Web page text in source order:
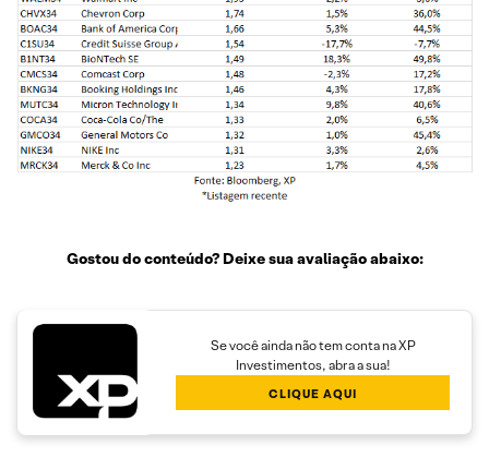
Gostou do conteúdo? Deixe sua avaliação abaixo:
Se você ainda não tem conta na XP
Investimentos, abra a sua!
CLIQUE AQUI